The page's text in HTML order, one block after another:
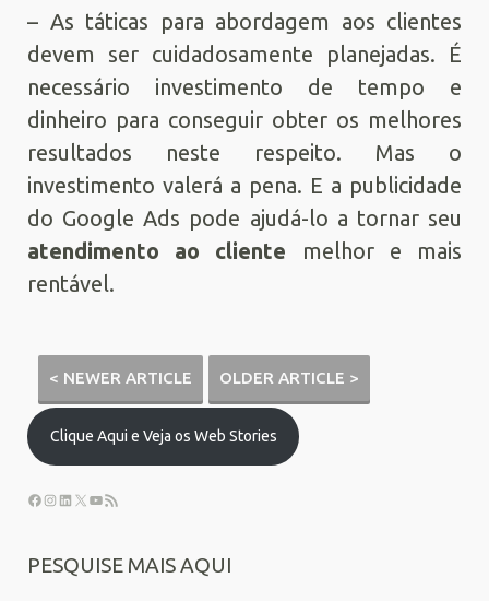
– As táticas para abordagem aos clientes
devem ser cuidadosamente planejadas. É
necessário investimento de tempo e
dinheiro para conseguir obter os melhores
resultados neste respeito. Mas o
investimento valerá a pena. E a publicidade
do Google Ads pode ajudá-lo a tornar seu
atendimento ao cliente melhor e mais
rentável.
< NEWER ARTICLE OLDER ARTICLE >
Clique Aqui e Veja os Web Stories
PESQUISE MAIS AQUI